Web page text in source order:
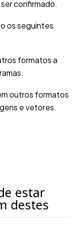
confirmado.
os seguintes
formatos a
outros formatos
e vetores.
estar
destes